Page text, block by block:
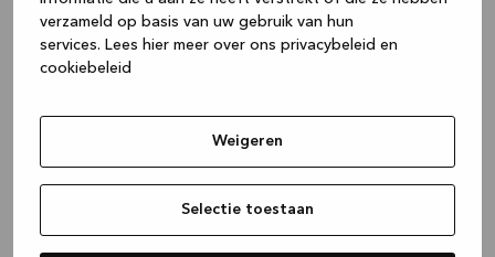
verzameld op basis van uw gebruik van hun
services. Lees hier meer over ons privacybeleid en
cookiebeleid
Weigeren
Selectie toestaan
(see the browser console for more
information).